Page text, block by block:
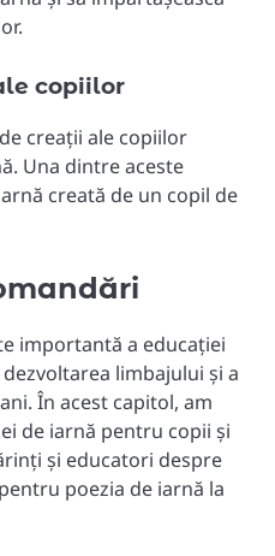
copiilor
creații ale copiilor
Una dintre aceste
creată de un copil de
importantă a educației
limbajului și a
În acest capitol, am
de iarnă pentru copii și
și educatori despre
poezia de iarnă la